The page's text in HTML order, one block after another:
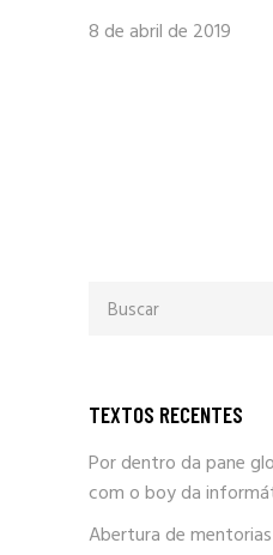
8 de abril de 2019
por:
TEXTOS RECENTES
Por dentro da pane
com o boy da
Abertura de